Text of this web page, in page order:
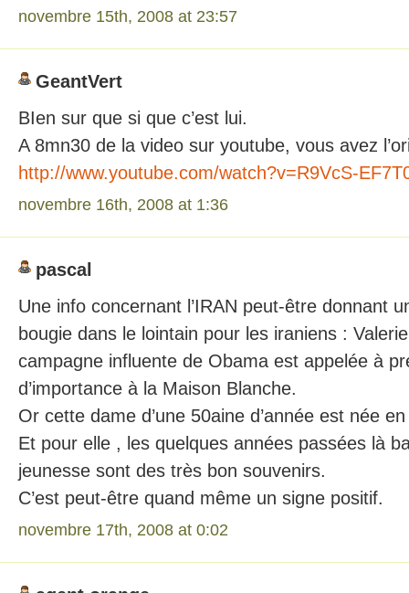
novembre 15th, 2008 at 23:57
GeantVert
BIen sur que si que c’est lui.
A 8mn30 de la video sur youtube, vous avez
http://www.youtube.com/watch?v=R9VcS-
novembre 16th, 2008 at 1:36
pascal
Une info concernant l’IRAN peut-être donnant
bougie dans le lointain pour les iraniens :
campagne influente de Obama est appelée à
d’importance à la Maison Blanche.
Or cette dame d’une 50aine d’année est née
Et pour elle , les quelques années passées là
jeunesse sont des très bon souvenirs.
C’est peut-être quand même un signe positif.
novembre 17th, 2008 at 0:02